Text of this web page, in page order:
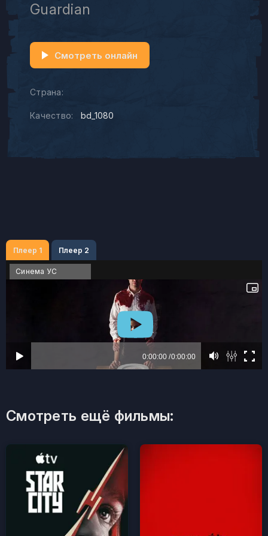
Guardian
Страна:
Качество: bd_1080
Смотреть онлайн
Плеер 1 Плеер 2
Синема УС
Смотреть ещё фильмы: